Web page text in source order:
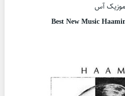
آس
Best New Music